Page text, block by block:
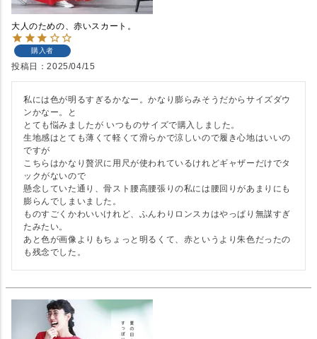
大人のための、赤いスカート。
購入者
投稿日 2025/04/15
私には色が明るすぎるかなー。かなり膨らみそうだからサイズダウ
ンかなー。と
とても悩みましたが いつものサイズで購入しました。
生地感はとても薄くて軽くて滑らかで涼しいので履き心地はいいの
ですが
こちらはかなり贅沢に用尺が使われているけれどギャザーだけでタ
ックがないので
懸念していた通り、骨スト腰高腰張りの私には腰回りがあまりにも
膨らんでしまいました。
ものすごくかわいいけれど、ふんわりロンスカはやっぱり無謀すぎ
たみたい。
あと色が画像よりもちょっと明るくて、赤というより朱色だったの
も残念でした。